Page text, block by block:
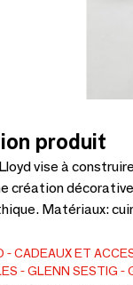
produit
vise à
création
soit en noyer Canaletto teinté
un bois
irrégulier qui
disponibles
CADEAUX ET
GLENN SESTIG